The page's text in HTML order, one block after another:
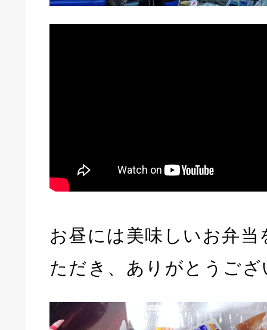
お昼には美味しいお弁当
ただき、ありがとうご